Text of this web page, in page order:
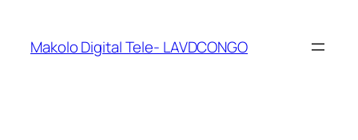
Makolo Digital Tele- LAVDCONGO